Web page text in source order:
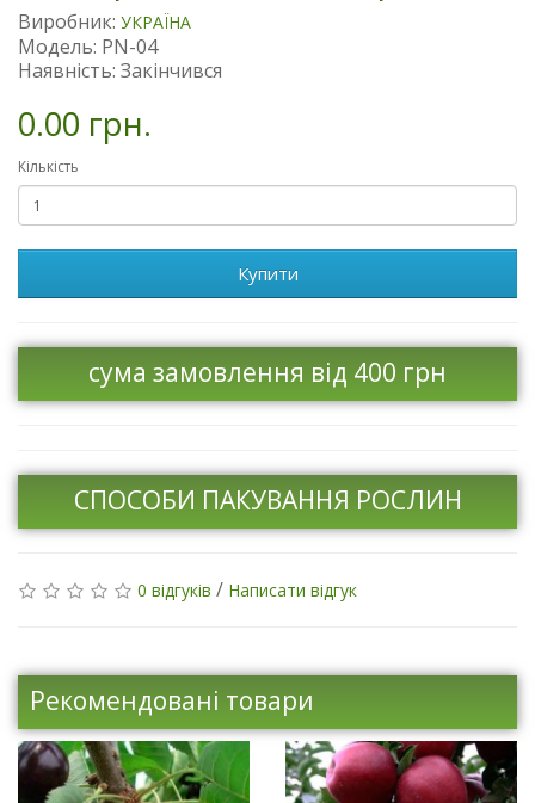
Виробник: УКРАЇНА
Модель: PN-04
Наявність: Закінчився
0.00 грн.
Кількість
Купити
сума замовлення від 400 грн
СПОСОБИ ПАКУВАННЯ РОСЛИН
0 відгуків / Написати відгук
Рекомендовані товари